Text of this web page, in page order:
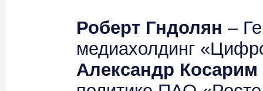
Роберт Гндолян –
медиахолдинг
Александр Косарим